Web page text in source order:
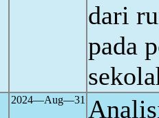
dari
pada
2024―Aug―31